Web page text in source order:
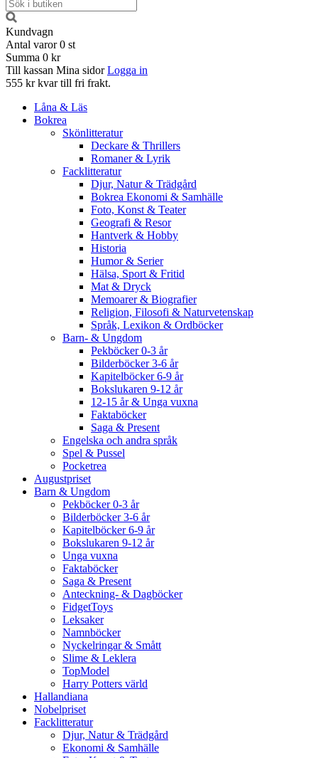
Kundvagn
Antal varor 0 st
Summa 0 kr
Till kassan Mina sidor Logga in
555 kr kvar till fri frakt.
Låna & Läs
Bokrea
Skönlitteratur
Deckare & Thrillers
Romaner & Lyrik
Facklitteratur
Djur, Natur & Trädgård
Bokrea Ekonomi & Samhälle
Foto, Konst & Teater
Geografi & Resor
Hantverk & Hobby
Historia
Humor & Serier
Hälsa, Sport & Fritid
Mat & Dryck
Memoarer & Biografier
Religion, Filosofi & Naturvetenskap
Språk, Lexikon & Ordböcker
Barn- & Ungdom
Pekböcker 0-3 år
Bilderböcker 3-6 år
Kapitelböcker 6-9 år
Bokslukaren 9-12 år
12-15 år & Unga vuxna
Faktaböcker
Saga & Present
Engelska och andra språk
Spel & Pussel
Pocketrea
Augustpriset
Barn & Ungdom
Pekböcker 0-3 år
Bilderböcker 3-6 år
Kapitelböcker 6-9 år
Bokslukaren 9-12 år
Unga vuxna
Faktaböcker
Saga & Present
Anteckning- & Dagböcker
FidgetToys
Leksaker
Namnböcker
Nyckelringar & Smått
Slime & Leklera
TopModel
Harry Potters värld
Hallandiana
Nobelpriset
Facklitteratur
Djur, Natur & Trädgård
Ekonomi & Samhälle